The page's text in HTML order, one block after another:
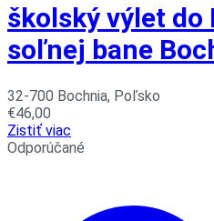
školský výlet do
soľnej bane
32-700 Bochnia, Poľsko
€46,00
Zistiť viac
Odporúčané